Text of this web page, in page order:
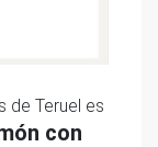
de Teruel es
con